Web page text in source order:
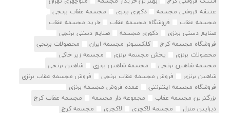
عتیقه فروشی مجسمه
دکوری برنزی
مجسمه عقاب برنجی
مجسمه عقاب
فروشگاه مجسمه عقاب
خرید مجسمه عقاب
صنایع دستی برنزی
دکوری مجسمه
صنایع دستی برنجی
فروشگاه مجسمه کرج
کلکسیونر مجسمه ایران
محصولات برنجی
محصولات برنزی
پخش مجسمه برنزی
مجسمه زیر خاکی
مجسمه شاهین برنجی
مجسمه شاهین برنزی
شاهین برنجی
شاهین برنزی
فروش مجسمه عقاب برنجی
فروش مجسمه عقاب برنزی
فروشگاه مجسمه اینترنتی
عمده فروش مجسمه برنزی
بزرگترین مجسمه عقاب
مجموعه دار مجسمه
مجسمه عقاب کرج
دیزایین منزل
مجسمه لاکچری لاکچری
مجسمه کرج